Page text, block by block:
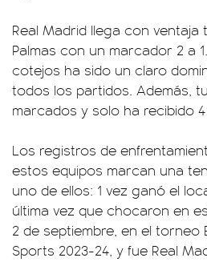
Real Madrid llega con ventaja
Palmas con un marcador 2 a
cotejos ha sido un claro
todos los partidos. Además,
marcados y solo ha recibido
Los registros de
estos equipos marcan una
uno de ellos: 1 vez ganó el
última vez que chocaron en
2 de septiembre, en el torneo
Sports 2023-24, y fue Real